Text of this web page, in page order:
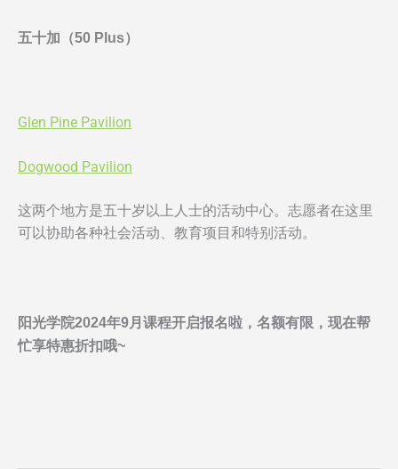
五十加（50 Plus）
Glen Pine Pavilion
Dogwood Pavilion
这两个地方是五十岁以上人士的活动中心。志愿者在这里
可以协助各种社会活动、教育项目和特别活动。
阳光学院2024年9月课程开启报名啦，名额有限，现在帮
忙享特惠折扣哦~